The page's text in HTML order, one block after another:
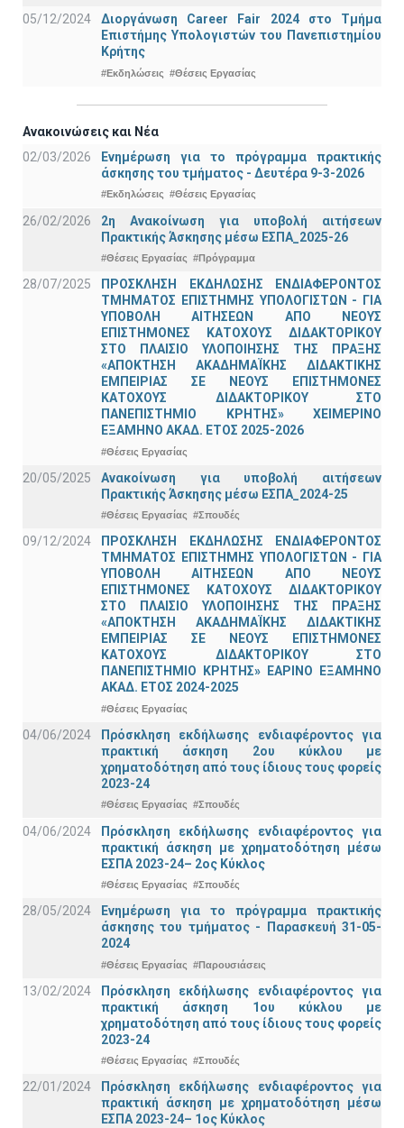
05/12/2024
Διοργάνωση Career Fair 2024 στο Τμήμα
Επιστήμης Υπολογιστών του Πανεπιστημίου
Κρήτης
#Εκδηλώσεις #Θέσεις Εργασίας
Ανακοινώσεις και Νέα
02/03/2026
Ενημέρωση για το πρόγραμμα πρακτικής
άσκησης του τμήματος - Δευτέρα 9-3-2026
#Εκδηλώσεις #Θέσεις Εργασίας
26/02/2026
2η Ανακοίνωση για υποβολή αιτήσεων
Πρακτικής Άσκησης μέσω ΕΣΠΑ_2025-26
#Θέσεις Εργασίας #Πρόγραμμα
28/07/2025
ΠΡΟΣΚΛΗΣΗ ΕΚΔΗΛΩΣΗΣ ΕΝΔΙΑΦΕΡΟΝΤΟΣ
ΤΜΗΜΑΤΟΣ ΕΠΙΣΤΗΜΗΣ ΥΠΟΛΟΓΙΣΤΩΝ - ΓΙΑ
ΥΠΟΒΟΛΗ ΑΙΤΗΣΕΩΝ ΑΠΟ ΝΕΟΥΣ
ΕΠΙΣΤΗΜΟΝΕΣ ΚΑΤΟΧΟΥΣ ΔΙΔΑΚΤΟΡΙΚΟΥ
ΣΤΟ ΠΛΑΙΣΙΟ ΥΛΟΠΟΙΗΣΗΣ ΤΗΣ ΠΡΑΞΗΣ
«ΑΠΟΚΤΗΣΗ ΑΚΑΔΗΜΑΪΚΗΣ ΔΙΔΑΚΤΙΚΗΣ
ΕΜΠΕΙΡΙΑΣ ΣΕ ΝΕΟΥΣ ΕΠΙΣΤΗΜΟΝΕΣ
ΚΑΤΟΧΟΥΣ ΔΙΔΑΚΤΟΡΙΚΟΥ ΣΤΟ
ΠΑΝΕΠΙΣΤΗΜΙΟ ΚΡΗΤΗΣ» ΧΕΙΜΕΡΙΝΟ
ΕΞΑΜΗΝΟ ΑΚΑΔ. ΕΤΟΣ 2025-2026
#Θέσεις Εργασίας
20/05/2025
Ανακοίνωση για υποβολή αιτήσεων
Πρακτικής Άσκησης μέσω ΕΣΠΑ_2024-25
#Θέσεις Εργασίας #Σπουδές
09/12/2024
ΠΡΟΣΚΛΗΣΗ ΕΚΔΗΛΩΣΗΣ ΕΝΔΙΑΦΕΡΟΝΤΟΣ
ΤΜΗΜΑΤΟΣ ΕΠΙΣΤΗΜΗΣ ΥΠΟΛΟΓΙΣΤΩΝ - ΓΙΑ
ΥΠΟΒΟΛΗ ΑΙΤΗΣΕΩΝ ΑΠΟ ΝΕΟΥΣ
ΕΠΙΣΤΗΜΟΝΕΣ ΚΑΤΟΧΟΥΣ ΔΙΔΑΚΤΟΡΙΚΟΥ
ΣΤΟ ΠΛΑΙΣΙΟ ΥΛΟΠΟΙΗΣΗΣ ΤΗΣ ΠΡΑΞΗΣ
«ΑΠΟΚΤΗΣΗ ΑΚΑΔΗΜΑΪΚΗΣ ΔΙΔΑΚΤΙΚΗΣ
ΕΜΠΕΙΡΙΑΣ ΣΕ ΝΕΟΥΣ ΕΠΙΣΤΗΜΟΝΕΣ
ΚΑΤΟΧΟΥΣ ΔΙΔΑΚΤΟΡΙΚΟΥ ΣΤΟ
ΠΑΝΕΠΙΣΤΗΜΙΟ ΚΡΗΤΗΣ» ΕΑΡΙΝΟ ΕΞΑΜΗΝΟ
ΑΚΑΔ. ΕΤΟΣ 2024-2025
#Θέσεις Εργασίας
04/06/2024
Πρόσκληση εκδήλωσης ενδιαφέροντος για
πρακτική άσκηση 2ου κύκλου με
χρηματοδότηση από τους ίδιους τους φορείς
2023-24
#Θέσεις Εργασίας #Σπουδές
04/06/2024
Πρόσκληση εκδήλωσης ενδιαφέροντος για
πρακτική άσκηση με χρηματοδότηση μέσω
ΕΣΠΑ 2023-24– 2ος Κύκλος
#Θέσεις Εργασίας #Σπουδές
28/05/2024
Ενημέρωση για το πρόγραμμα πρακτικής
άσκησης του τμήματος - Παρασκευή 31-05-
2024
#Θέσεις Εργασίας #Παρουσιάσεις
13/02/2024
Πρόσκληση εκδήλωσης ενδιαφέροντος για
πρακτική άσκηση 1ου κύκλου με
χρηματοδότηση από τους ίδιους τους φορείς
2023-24
#Θέσεις Εργασίας #Σπουδές
22/01/2024
Πρόσκληση εκδήλωσης ενδιαφέροντος για
πρακτική άσκηση με χρηματοδότηση μέσω
ΕΣΠΑ 2023-24– 1ος Κύκλος